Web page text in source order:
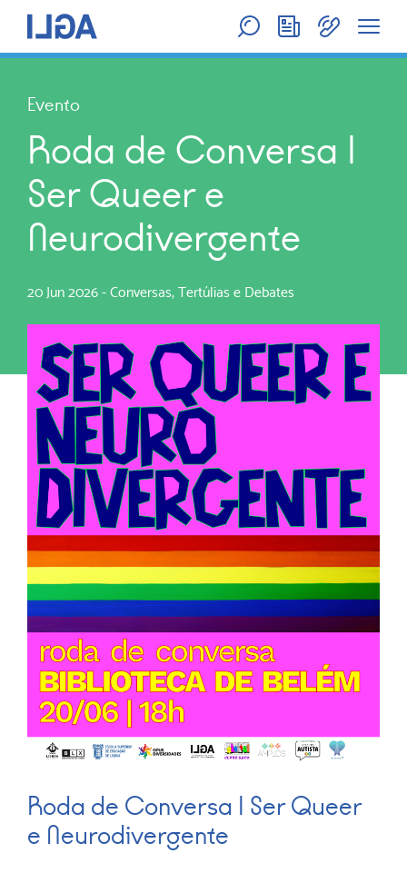
Evento
Roda de Conversa |
Ser Queer e
Neurodivergente
20 Jun 2026 - Conversas, Tertúlias e Debates
Roda de Conversa | Ser Queer
e Neurodivergente